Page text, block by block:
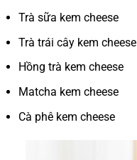
Trà sữa kem cheese
Trà trái cây kem cheese
Hồng trà kem cheese
Matcha kem cheese
Cà phê kem cheese